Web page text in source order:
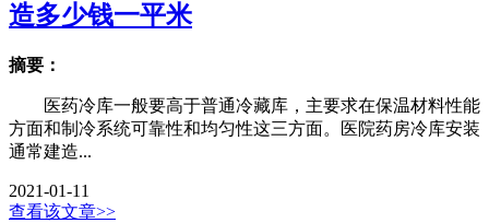
造多少钱一平米
摘要：
医药冷库一般要高于普通冷藏库，主要求在保温材料性能
方面和制冷系统可靠性和均匀性这三方面。医院药房冷库安装
通常建造...
2021-01-11
查看该文章>>